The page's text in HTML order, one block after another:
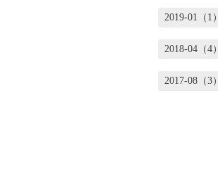
2019-01（1）
2018-04（4）
2017-08（3）